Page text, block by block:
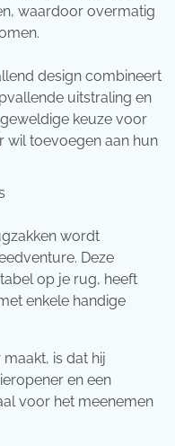
waardoor overmatig
design combineert
uitstraling en
keuze voor
wil toevoegen aan hun
wordt
Deze
op je rug, heeft
enkele handige
is dat hij
en een
voor het meenemen